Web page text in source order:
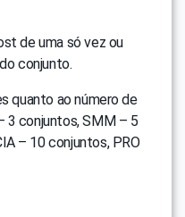
de uma só vez ou
conjunto.
quanto ao número de
3 conjuntos, SMM – 5
– 10 conjuntos, PRO